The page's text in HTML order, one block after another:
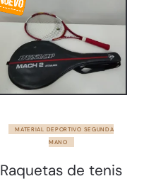
MATERIAL DEPORTIVO SEGUNDA
MANO
Raquetas de tenis